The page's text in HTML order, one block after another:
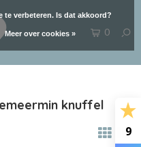
9
0
knuffel
te verbeteren. Is dat akkoord?
Meer over cookies »